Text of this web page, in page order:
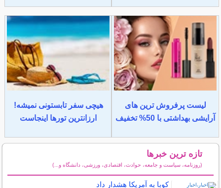
لیست پرفروش ترین های
آرایشی بهداشتی با 50% تخفیف
هیچی سفر تابستونی نمیشه!
ارزانترین تورها اینجاست
تازه ترین خبرها
(روزنامه، سیاست و جامعه، حوادث، اقتصادی، ورزشی، دانشگاه و...)
کوبا به آمریکا هشدار داد